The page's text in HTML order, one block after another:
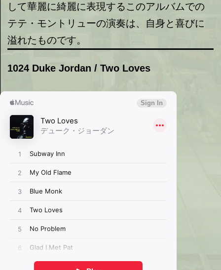
して華麗に綺麗に表現するこのアルバムでの
テテ・モントリューの演奏は、自身と喜びに
溢れたものです。
1024 Duke Jordan / Two Loves